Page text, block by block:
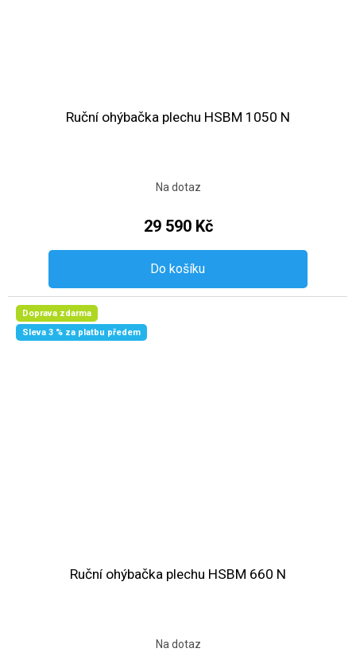
Ruční ohýbačka plechu HSBM 1050 N
Na dotaz
29 590 Kč
Do košíku
Doprava zdarma
Sleva 3 % za platbu předem
Ruční ohýbačka plechu HSBM 660 N
Na dotaz